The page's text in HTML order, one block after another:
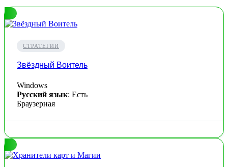
СТРАТЕГИИ
Звёздный Воитель
Windows
Русский язык: Есть
Браузерная